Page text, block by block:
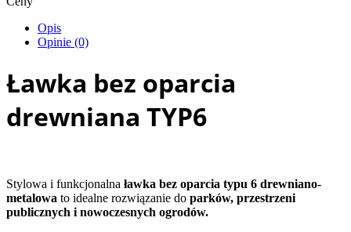
Opis
Opinie (0)
Ławka bez oparcia
drewniana TYP6
Stylowa i funkcjonalna ławka bez oparcia typu 6 drewniano-
metalowa to idealne rozwiązanie do parków, przestrzeni
publicznych i nowoczesnych ogrodów.